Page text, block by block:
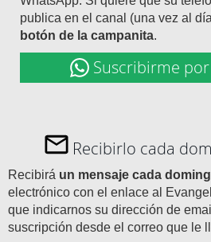
publica en el canal (una vez al
botón de la campanita.
Suscribirme
Recibirlo cada
Recibirá un mensaje cada
electrónico con el enlace al
que indicarnos su dirección de
suscripción desde el correo que le